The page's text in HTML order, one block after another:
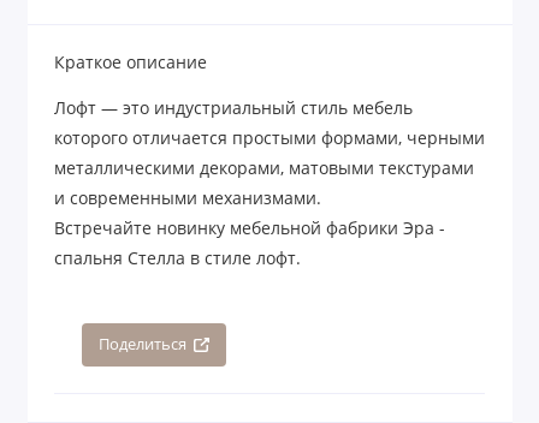
Краткое описание
Лофт — это индустриальный стиль мебель
которого отличается простыми формами, черными
металлическими декорами, матовыми текстурами
и современными механизмами.
Встречайте новинку мебельной фабрики Эра -
спальня Стелла в стиле лофт.
Поделиться